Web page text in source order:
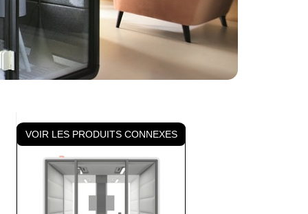
VOIR LES PRODUITS CONNEXES